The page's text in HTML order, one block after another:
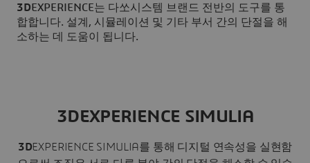
3DEXPERIENCE는 다쏘시스템 브랜드 전반의 도구를 통
합합니다. 설계, 시뮬레이션 및 기타 부서 간의 단절을 해
소하는 데 도움이 됩니다.
3DEXPERIENCE SIMULIA
3DEXPERIENCE SIMULIA를 통해 디지털 연속성을 실현함